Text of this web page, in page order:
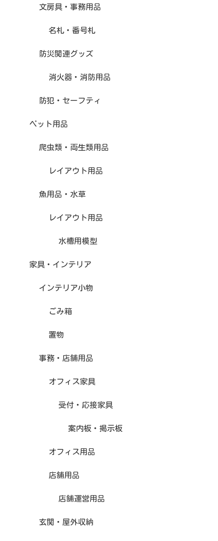
文房具・事務用品
名札・番号札
防災関連グッズ
消火器・消防用品
防犯・セーフティ
ペット用品
爬虫類・両生類用品
レイアウト用品
魚用品・水草
レイアウト用品
水槽用模型
家具・インテリア
インテリア小物
ごみ箱
置物
事務・店舗用品
オフィス家具
受付・応接家具
案内板・掲示板
オフィス用品
店舗用品
店舗運営用品
玄関・屋外収納